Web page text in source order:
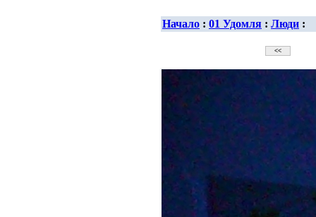
Начало : 01 Удомля : Люди :